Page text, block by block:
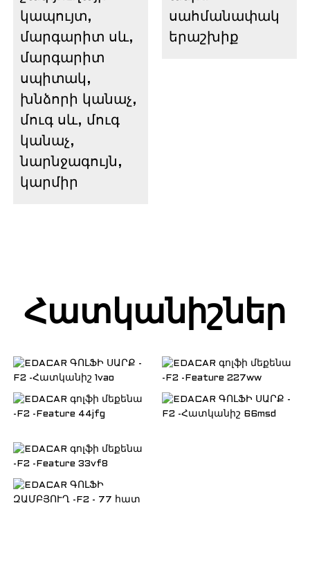
կապույտ,
մարգարիտ սև,
մարգարիտ
սպիտակ,
խնձորի կանաչ,
մուգ սև, մուգ
կանաչ,
նարնջագույն,
կարմիր
սահմանափակ
երաշխիք
Հատկանիշներ